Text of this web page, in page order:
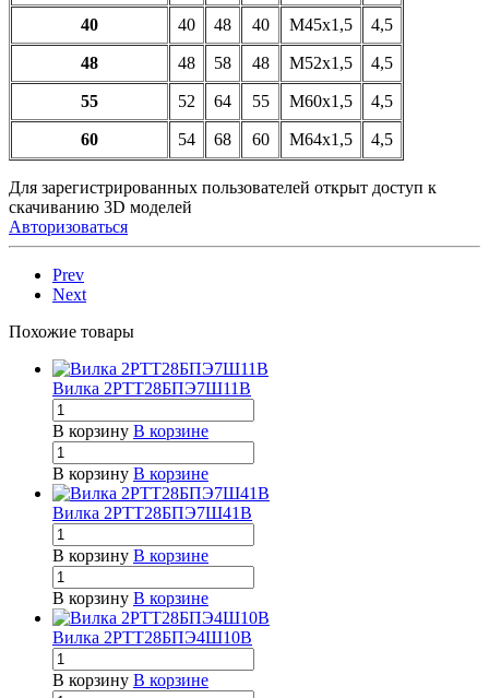
40 40 48 40 М45х1,5 4,5
48 48 58 48 М52х1,5 4,5
55 52 64 55 М60х1,5 4,5
60 54 68 60 М64х1,5 4,5
Для зарегистрированных пользователей открыт доступ к
скачиванию 3D моделей
Авторизоваться
Prev
Next
Похожие товары
Вилка 2РТТ28БПЭ7Ш11В
В корзину В корзине
В корзину В корзине
Вилка 2РТТ28БПЭ7Ш41В
В корзину В корзине
В корзину В корзине
Вилка 2РТТ28БПЭ4Ш10В
В корзину В корзине